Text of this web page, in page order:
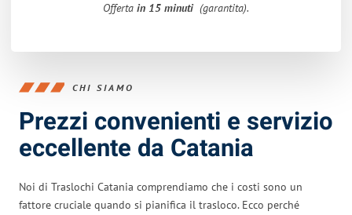
Offerta in 15 minuti (garantita).
CHI SIAMO
Prezzi convenienti e servizio
eccellente da Catania
Noi di Traslochi Catania comprendiamo che i costi sono un
fattore cruciale quando si pianifica il trasloco. Ecco perché